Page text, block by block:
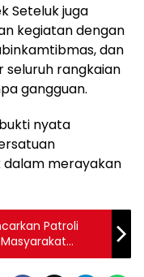
Seteluk juga
kegiatan dengan
dan
seluruh rangkaian
gangguan.
nyata
merayakan
Patroli